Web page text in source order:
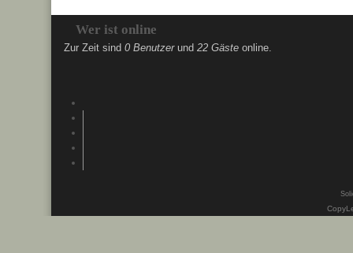
Wer ist online
Zur Zeit sind 0 Benutzerund 22 Gäste online.